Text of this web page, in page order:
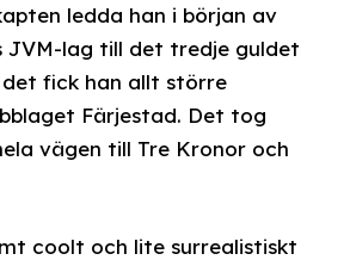
ledda han i början av
JVM-lag till det tredje guldet
fick han allt större
Färjestad. Det tog
vägen till Tre Kronor och
coolt och lite surrealistiskt